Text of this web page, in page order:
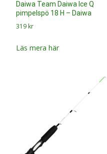
Daiwa Team Daiwa Ice Q
pimpelspö 18 H – Daiwa
319 kr
Läs mera här